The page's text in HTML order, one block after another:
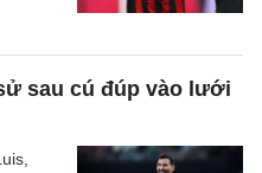
sau cú đúp vào lưới